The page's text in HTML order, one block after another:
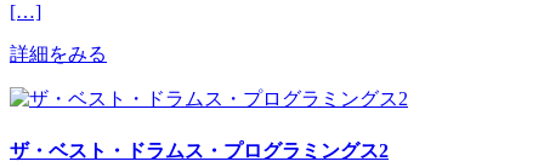
[…]
詳細をみる
ザ・ベスト・ドラムス・プログラミングス2